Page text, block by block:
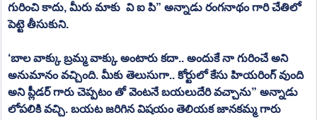
గురించి కాదు, మీరు మాకు  వి ఐ పి” అన్నాడు రంగనాథం గారి చేతిలో
పెట్టె తీసుకుని.
‘బాల వాక్కు బ్రమ్మ వాక్కు అంటారు కదా.. అందుకే నా గురించే అని
అనుమానం వచ్చింది. మీకు తెలుసుగా.. కోర్టులో కేసు హియరింగ్ వుంది
అని ప్లీడర్ గారు చెప్పటం తో వెంటనే బయలుదేరి వచ్చాను” అన్నాడు
లోపలికి వచ్చి. బయట జరిగిన విషయం తెలియక జానకమ్మ గారు